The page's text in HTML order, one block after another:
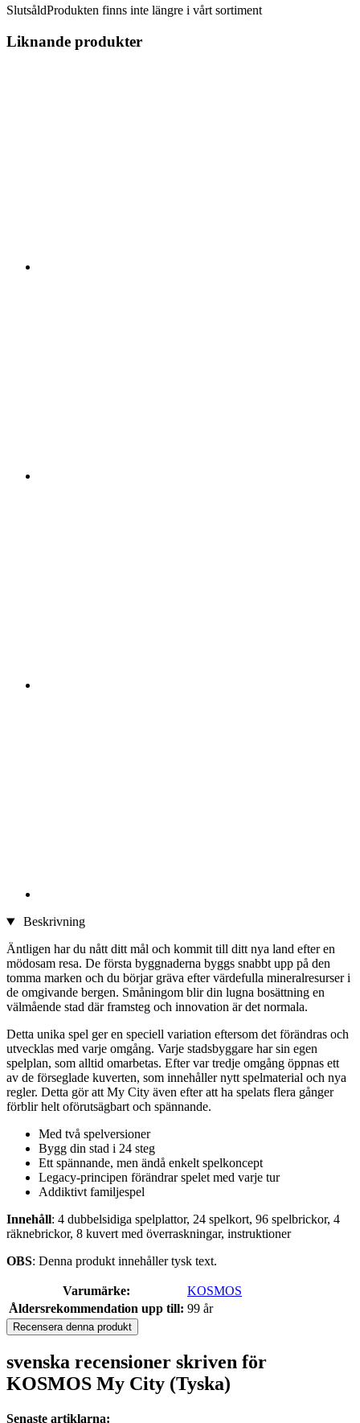
SlutsåldProdukten finns inte längre i vårt sortiment
Liknande produkter
Beskrivning
Äntligen har du nått ditt mål och kommit till ditt nya land efter en
mödosam resa. De första byggnaderna byggs snabbt upp på den
tomma marken och du börjar gräva efter värdefulla mineralresurser i
de omgivande bergen. Småningom blir din lugna bosättning en
välmående stad där framsteg och innovation är det normala.
Detta unika spel ger en speciell variation eftersom det förändras och
utvecklas med varje omgång. Varje stadsbyggare har sin egen
spelplan, som alltid omarbetas. Efter var tredje omgång öppnas ett
av de förseglade kuverten, som innehåller nytt spelmaterial och nya
regler. Detta gör att My City även efter att ha spelats flera gånger
förblir helt oförutsägbart och spännande.
Med två spelversioner
Bygg din stad i 24 steg
Ett spännande, men ändå enkelt spelkoncept
Legacy-principen förändrar spelet med varje tur
Addiktivt familjespel
Innehåll: 4 dubbelsidiga spelplattor, 24 spelkort, 96 spelbrickor, 4
räknebrickor, 8 kuvert med överraskningar, instruktioner
OBS: Denna produkt innehåller tysk text.
Varumärke:
KOSMOS
Åldersrekommendation upp till: 99 år
Recensera denna produkt
svenska recensioner skriven för
KOSMOS My City (Tyska)
Senaste artiklarna: